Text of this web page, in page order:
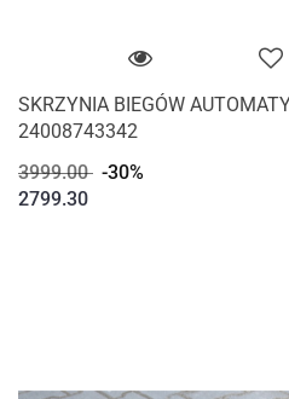
SKRZYNIA BIEGÓW
24008743342
3999.00 -30%
2799.30